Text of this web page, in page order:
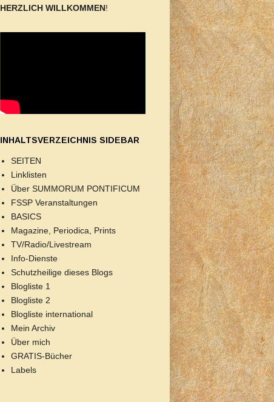
HERZLICH WILLKOMMEN!
INHALTSVERZEICHNIS SIDEBAR
SEITEN
Linklisten
Über SUMMORUM PONTIFICUM
FSSP Veranstaltungen
BASICS
Magazine, Periodica, Prints
TV/Radio/Livestream
Info-Dienste
Schutzheilige dieses Blogs
Blogliste 1
Blogliste 2
Blogliste international
Mein Archiv
Über mich
GRATIS-Bücher
Labels